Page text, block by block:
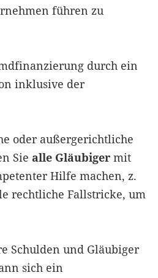
führen zu
durch ein
inklusive der
oder außergerichtliche
Sie alle Gläubigermit
Hilfe machen, z.
rechtliche Fallstricke, um
Schulden und Gläubiger
sich ein